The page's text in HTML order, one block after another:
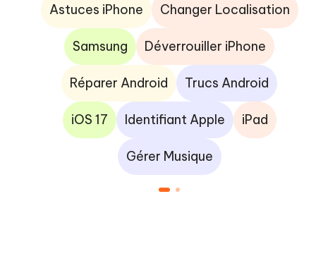
Astuces iPhone Changer Localisation
Samsung Déverrouiller iPhone
Réparer Android Trucs Android
iOS 17 Identifiant Apple iPad
Gérer Musique